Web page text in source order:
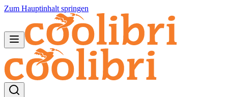
Zum Hauptinhalt springen